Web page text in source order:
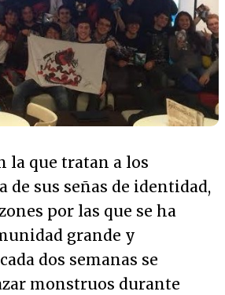
la que tratan a los
de sus señas de identidad,
por las que se ha
grande y
dos semanas se
monstruos durante